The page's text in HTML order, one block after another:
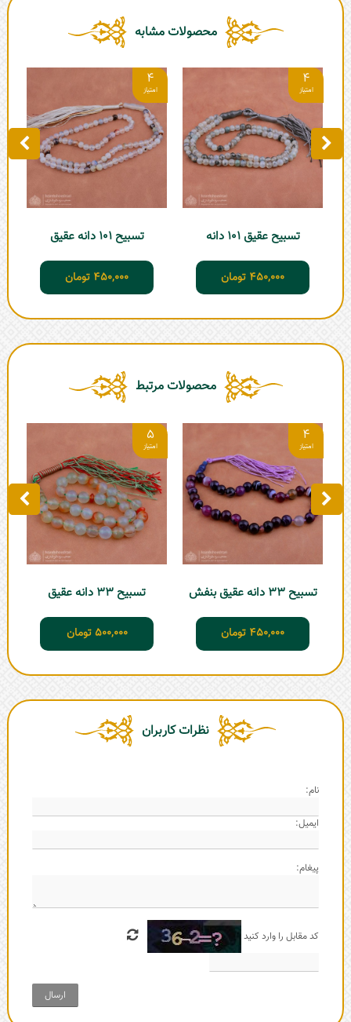
محصولات مشابه
4
تسبیح عقیق 101 دانه
450,000 تومان
4
تسبیح 101 دانه عقیق
450,000 تومان
محصولات مرتبط
4
تسبیح 33 دانه عقیق بنفش
450,000 تومان
5
تسبیح 33 دانه عقیق
500,000 تومان
نظرات کاربران
نام:
ایمیل:
پیغام:
کد مقابل را وارد کنید
ارسال